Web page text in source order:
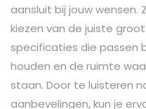
aansluit bij jouw wensen.
kiezen van de juiste
specificaties die passen
houden en de ruimte
staan. Door te luisteren
aanbevelingen, kun je